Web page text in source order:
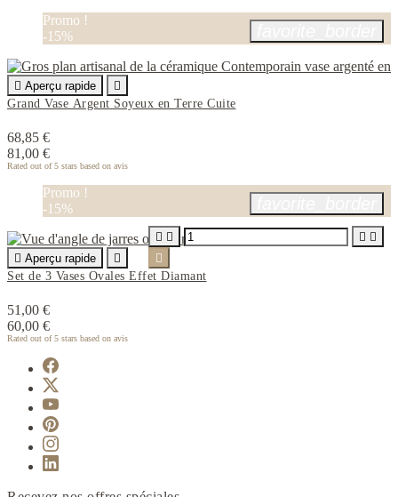
Promo !
-15%
 Aperçu rapide

Grand Vase Argent Soyeux en Terre Cuite
68,85 €
81,00 €
Rated out of 5 stars based on avis
Promo !
-15%
 Aperçu rapide

Set de 3 Vases Ovales Effet Diamant
51,00 €
60,00 €
Rated out of 5 stars based on avis
   
